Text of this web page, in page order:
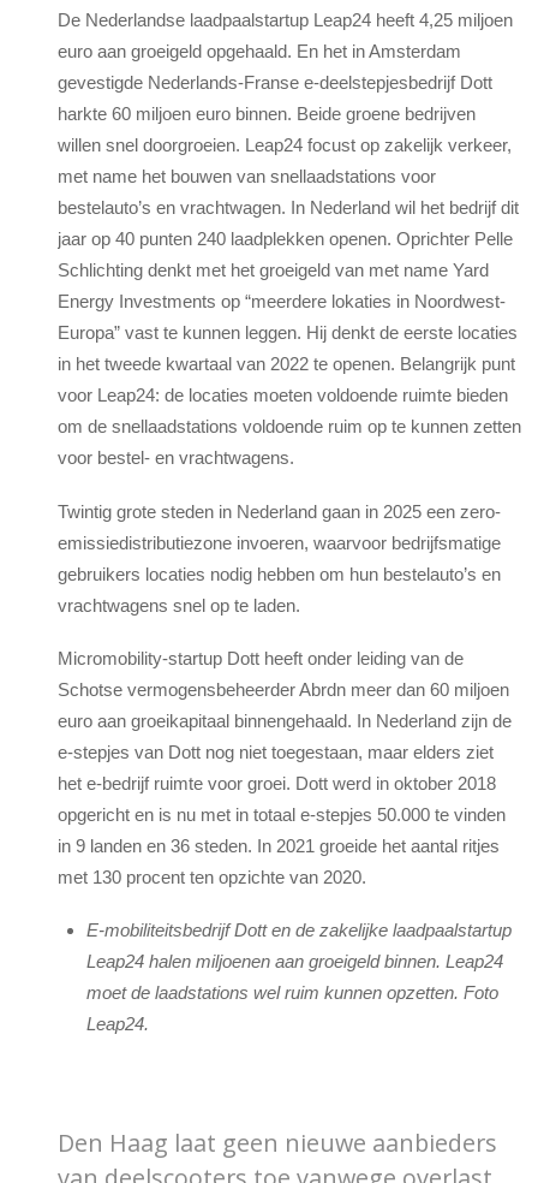
De Nederlandse laadpaalstartup Leap24 heeft 4,25 miljoen
euro aan groeigeld opgehaald. En het in Amsterdam
gevestigde Nederlands-Franse e-deelstepjesbedrijf Dott
harkte 60 miljoen euro binnen. Beide groene bedrijven
willen snel doorgroeien. Leap24 focust op zakelijk verkeer,
met name het bouwen van snellaadstations voor
bestelauto’s en vrachtwagen. In Nederland wil het bedrijf dit
jaar op 40 punten 240 laadplekken openen. Oprichter Pelle
Schlichting denkt met het groeigeld van met name Yard
Energy Investments op “meerdere lokaties in Noordwest-
Europa” vast te kunnen leggen. Hij denkt de eerste locaties
in het tweede kwartaal van 2022 te openen. Belangrijk punt
voor Leap24: de locaties moeten voldoende ruimte bieden
om de snellaadstations voldoende ruim op te kunnen zetten
voor bestel- en vrachtwagens.
Twintig grote steden in Nederland gaan in 2025 een zero-
emissiedistributiezone invoeren, waarvoor bedrijfsmatige
gebruikers locaties nodig hebben om hun bestelauto’s en
vrachtwagens snel op te laden.
Micromobility-startup Dott heeft onder leiding van de
Schotse vermogensbeheerder Abrdn meer dan 60 miljoen
euro aan groeikapitaal binnengehaald. In Nederland zijn de
e-stepjes van Dott nog niet toegestaan, maar elders ziet
het e-bedrijf ruimte voor groei. Dott werd in oktober 2018
opgericht en is nu met in totaal e-stepjes 50.000 te vinden
in 9 landen en 36 steden. In 2021 groeide het aantal ritjes
met 130 procent ten opzichte van 2020.
E-mobiliteitsbedrijf Dott en de zakelijke laadpaalstartup
Leap24 halen miljoenen aan groeigeld binnen. Leap24
moet de laadstations wel ruim kunnen opzetten. Foto
Leap24.
Den Haag laat geen nieuwe aanbieders